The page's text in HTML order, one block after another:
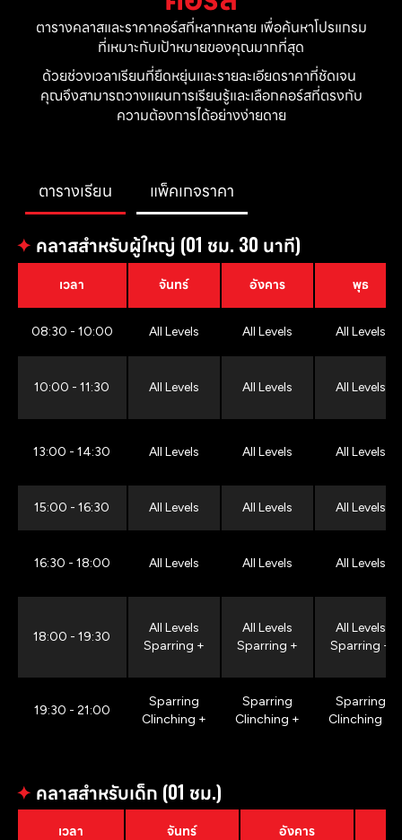
ตารางคลาสและราคาคอร์สที่หลากหลาย เพื่อค้นหาโปรแกรม
ที่เหมาะกับเป้าหมายของคุณมากที่สุด
ด้วยช่วงเวลาเรียนที่ยืดหยุ่นและรายละเอียดราคาที่ชัดเจน
คุณจึงสามารถวางแผนการเรียนรู้และเลือกคอร์สที่ตรงกับ
ความต้องการได้อย่างง่ายดาย
ตารางเรียน แพ็คเกจราคา
✦ คลาสสำหรับผู้ใหญ่ (01 ชม. 30 นาที)
เวลา จันทร์ อังคาร พุธ
08:30 - 10:00 All Levels All Levels All Levels
10:00 - 11:30 All Levels All Levels All Levels
13:00 - 14:30 All Levels All Levels All Levels
15:00 - 16:30 All Levels All Levels All Levels
16:30 - 18:00 All Levels All Levels All Levels
18:00 - 19:30
All Levels
Sparring +
All Levels
Sparring +
All Levels
Sparring +
19:30 - 21:00
Sparring
Clinching +
Sparring
Clinching +
Sparring
Clinching +
✦ คลาสสำหรับเด็ก (01 ชม.)
เวลา จันทร์ อังคาร